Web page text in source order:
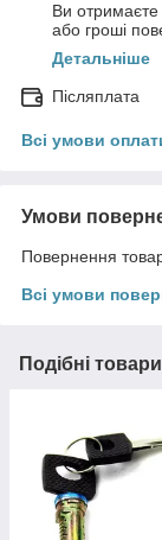
Ви
або гроші
Детальніше
Післяплата
Всі умови
Умови
Повернення
Всі умови
Подібні